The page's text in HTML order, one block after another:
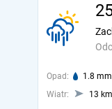
Opad: 1.8 mm
Wiatr:
13